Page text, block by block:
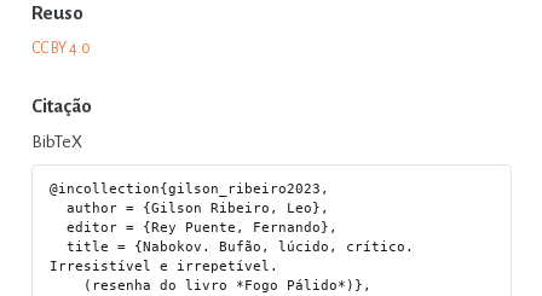
Reuso
CC BY 4.0
Citação
BibTeX
@incollection{gilson_ribeiro2023,
  author = {Gilson Ribeiro, Leo},
  editor = {Rey Puente, Fernando},
  title = {Nabokov. Bufão, lúcido, crítico.
Irresistível e irrepetível.